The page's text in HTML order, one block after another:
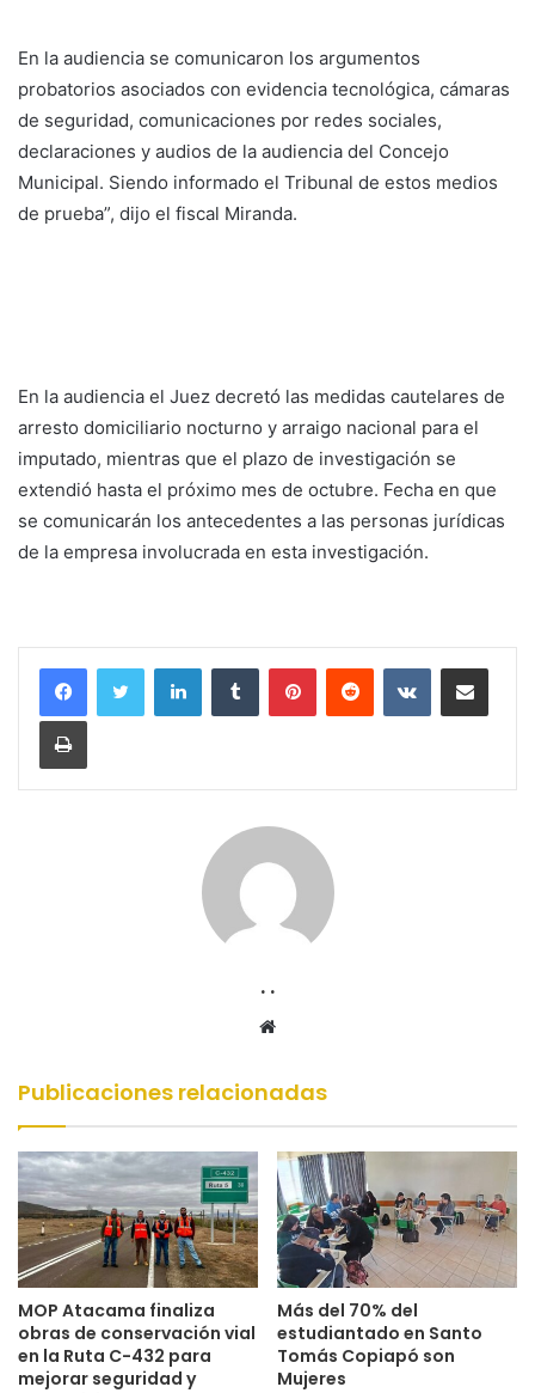
En la audiencia se comunicaron los argumentos
probatorios asociados con evidencia tecnológica, cámaras
de seguridad, comunicaciones por redes sociales,
declaraciones y audios de la audiencia del Concejo
Municipal. Siendo informado el Tribunal de estos medios
de prueba”, dijo el fiscal Miranda.
En la audiencia el Juez decretó las medidas cautelares de
arresto domiciliario nocturno y arraigo nacional para el
imputado, mientras que el plazo de investigación se
extendió hasta el próximo mes de octubre. Fecha en que
se comunicarán los antecedentes a las personas jurídicas
de la empresa involucrada en esta investigación.
LinkedInTumblr PinterestReddit VKontakteCompartir por
Imprimir
. .
Sitio
Publicaciones relacionadas
MOP Atacama finaliza
obras de conservación vial
en la Ruta C-432 para
mejorar seguridad y
Más del 70% del
estudiantado en Santo
Tomás Copiapó son
Mujeres